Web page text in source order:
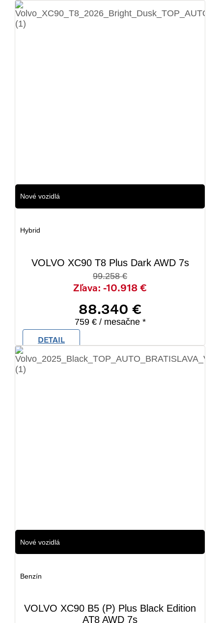
Nové vozidlá
Hybrid
VOLVO XC90 T8 Plus Dark AWD 7s
99.258 €
Zľava: -10.918 €
88.340 €
759 € / mesačne *
DETAIL
Nové vozidlá
Benzín
VOLVO XC90 B5 (P) Plus Black Edition
AT8 AWD 7s